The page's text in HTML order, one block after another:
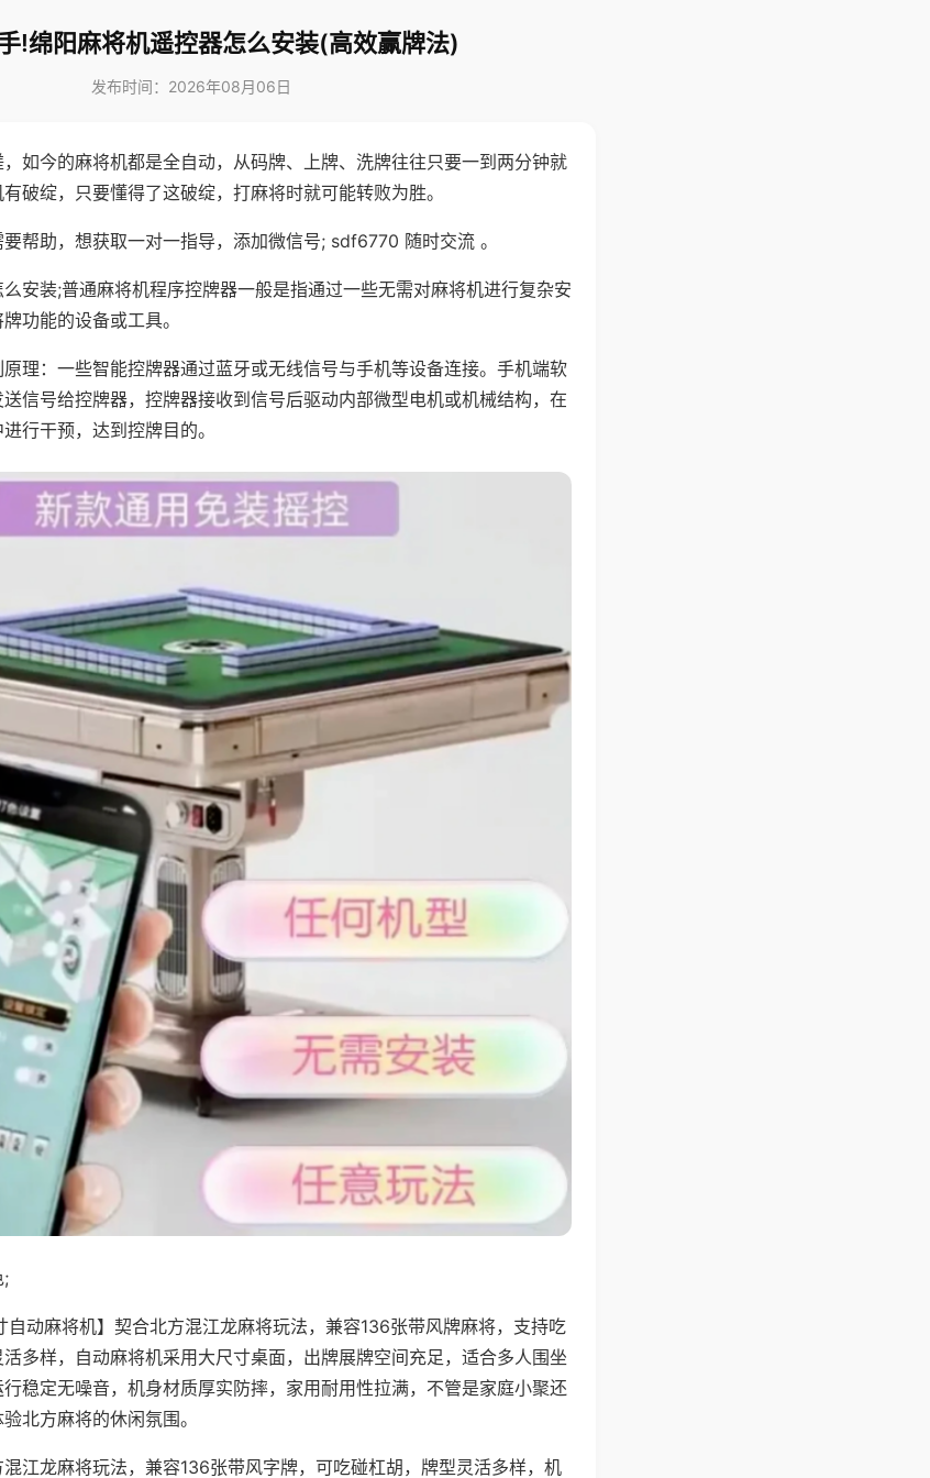
!绵阳麻将机遥控器怎么安装(高效赢牌法)
发布时间：2026年08月06日
如今的麻将机都是全自动，从码牌、上牌、洗牌往往只要一到两分钟就
破绽，只要懂得了这破绽，打麻将时就可能转败为胜。
帮助，想获取一对一指导，添加微信号; sdf6770 随时交流 。
安装;普通麻将机程序控牌器一般是指通过一些无需对麻将机进行复杂安
功能的设备或工具。
理：一些智能控牌器通过蓝牙或无线信号与手机等设备连接。手机端软
信号给控牌器，控牌器接收到信号后驱动内部微型电机或机械结构，在
行干预，达到控牌目的。
;
自动麻将机】契合北方混江龙麻将玩法，兼容136张带风牌麻将，支持吃
多样，自动麻将机采用大尺寸桌面，出牌展牌空间充足，适合多人围坐
稳定无噪音，机身材质厚实防摔，家用耐用性拉满，不管是家庭小聚还
北方麻将的休闲氛围。
江龙麻将玩法，兼容136张带风字牌，可吃碰杠胡，牌型灵活多样，机